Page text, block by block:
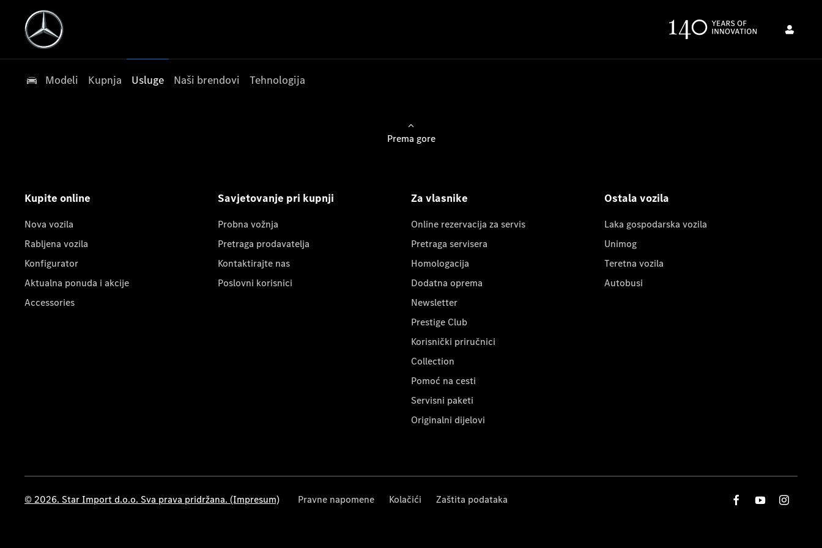
Modeli Kupnja Usluge Naši brendovi Tehnologija
Prema gore
Kupite online
Nova vozila
Rabljena vozila
Konfigurator
Aktualna ponuda i akcije
Accessories
Savjetovanje pri kupnji
Probna vožnja
Pretraga prodavatelja
Kontaktirajte nas
Poslovni korisnici
Za vlasnike
Online rezervacija za servis
Pretraga servisera
Homologacija
Dodatna oprema
Newsletter
Prestige Club
Korisnički priručnici
Collection
Pomoć na cesti
Servisni paketi
Originalni dijelovi
Ostala vozila
Laka gospodarska vozila
Unimog
Teretna vozila
Autobusi
© 2026. Star Import d.o.o. Sva prava pridržana. (Impresum) Pravne napomene Kolačići Zaštita podataka